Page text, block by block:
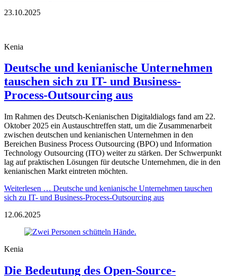
23.10.2025
Kenia
Deutsche und kenianische Unternehmen
tauschen sich zu IT- und Business-
Process-Outsourcing aus
Im Rahmen des Deutsch-Kenianischen Digitaldialogs fand am 22.
Oktober 2025 ein Austauschtreffen statt, um die Zusammenarbeit
zwischen deutschen und kenianischen Unternehmen in den
Bereichen Business Process Outsourcing (BPO) und Information
Technology Outsourcing (ITO) weiter zu stärken. Der Schwerpunkt
lag auf praktischen Lösungen für deutsche Unternehmen, die in den
kenianischen Markt eintreten möchten.
Weiterlesen … Deutsche und kenianische Unternehmen tauschen
sich zu IT- und Business-Process-Outsourcing aus
12.06.2025
Kenia
Die Bedeutung des Open-Source-